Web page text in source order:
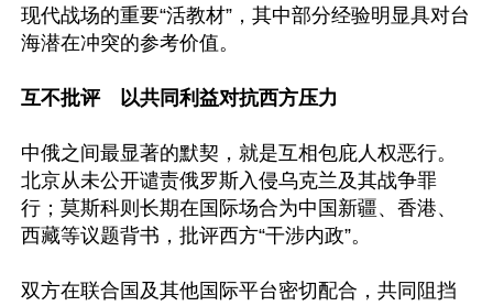
现代战场的重要“活教材”，其中部分经验明显具对台
海潜在冲突的参考价值。
互不批评　以共同利益对抗西方压力
中俄之间最显著的默契，就是互相包庇人权恶行。
北京从未公开谴责俄罗斯入侵乌克兰及其战争罪
行；莫斯科则长期在国际场合为中国新疆、香港、
西藏等议题背书，批评西方“干涉内政”。
双方在联合国及其他国际平台密切配合，共同阻挡